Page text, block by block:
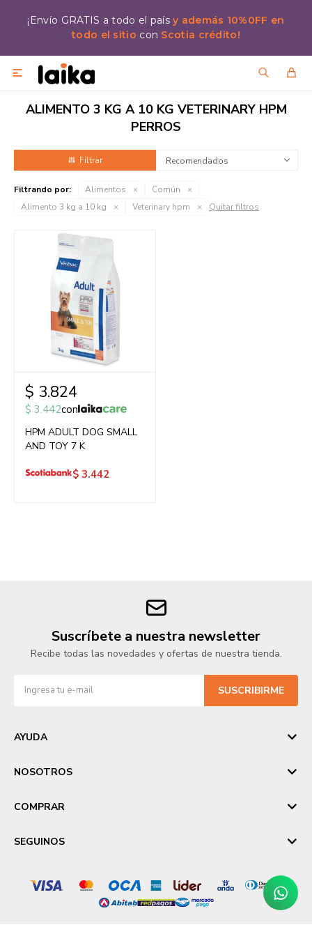
¡Envío GRATIS a todo el paísy además 10%0FF en
todo el sitio con Scotia crédito!

ALIMENTO 3 KG A 10 KG VETERINARY HPM
PERROS
Recomendados
Filtrando por: Alimentos
Común
Alimento 3 kg a 10 kg
Veterinary hpm Quitar filtros
$ 3.824
$ 3.442con
HPM ADULT DOG SMALL
AND TOY 7 K
$ 3.442
Suscríbete a nuestra newsletter
Recibe todas las novedades y ofertas de nuestra tienda.
SUSCRIBIRME
AYUDA
NOSOTROS
COMPRAR
SEGUINOS